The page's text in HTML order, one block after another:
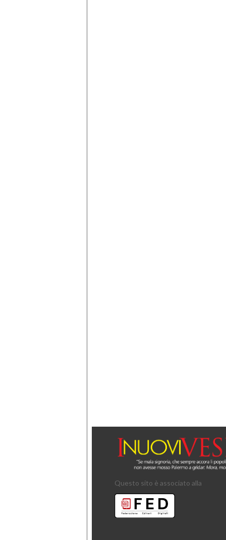
Questo sito è associato alla